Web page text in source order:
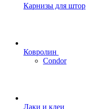
Карнизы для штор
Ковролин
Condor
Лаки и клеи